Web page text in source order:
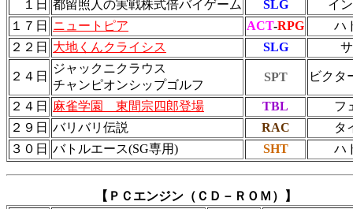
１日 都留照人の実戦株式倍バイゲーム SLG
イ
１７日
ニュートピア ACT-RPG
ハ
２２日
大地くんクライシス SLG
２４日
ジャックニクラウス
チャンピオンシップゴルフ
SPT ビクタ
２４日 麻雀学園 東間宗四郎登場 TBL
フ
２９日 バリバリ伝説 RAC
タ
３０日 バトルエース(SG専用) SHT ハ
【ＰＣエンジン（ＣＤ－ＲＯＭ）】